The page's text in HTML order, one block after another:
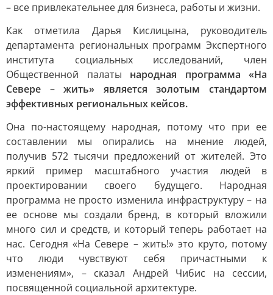
– все привлекательнее для бизнеса, работы и жизни.
Как отметила Дарья Кислицына, руководитель
департамента региональных программ Экспертного
института социальных исследований, член
Общественной палаты народная программа «На
Севере – жить» является золотым стандартом
эффективных региональных кейсов.
Она по-настоящему народная, потому что при ее
составлении мы опирались на мнение людей,
получив 572 тысячи предложений от жителей. Это
яркий пример масштабного участия людей в
проектировании своего будущего. Народная
программа не просто изменила инфраструктуру – на
ее основе мы создали бренд, в который вложили
много сил и средств, и который теперь работает на
нас. Сегодня «На Севере – жить!» это круто, потому
что люди чувствуют себя причастными к
изменениям», – сказал Андрей Чибис на сессии,
посвященной социальной архитектуре.